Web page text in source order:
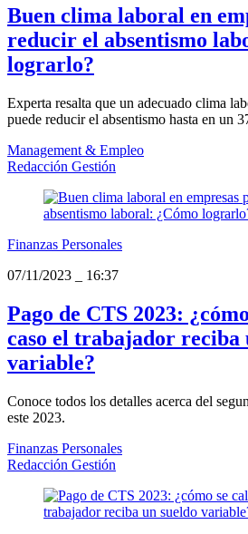
Buen clima laboral en
reducir el absentismo
lograrlo?
Experta resalta que un adecuado clima
puede reducir el absentismo hasta en un
Management & Empleo
Redacción Gestión
Finanzas Personales
07/11/2023
16:37
Pago de CTS 2023:
caso el trabajador reciba
variable?
Conoce todos los detalles acerca del
este 2023.
Finanzas Personales
Redacción Gestión